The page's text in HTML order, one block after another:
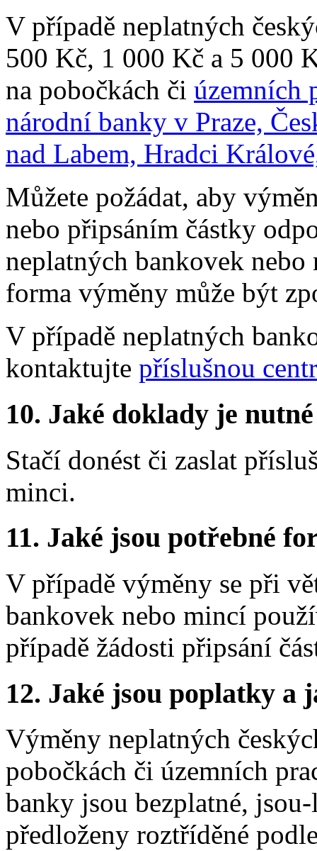
V případě neplatných
500 Kč, 1 000 Kč a 5 000
na pobočkách či územních
národní banky v Praze,
nad Labem, Hradci
Můžete požádat, aby
nebo připsáním částky
neplatných bankovek
forma výměny může být
V případě neplatných
kontaktujte příslušnou
10. Jaké doklady je
Stačí donést či zaslat
minci.
11. Jaké jsou potřebné
V případě výměny se při
bankovek nebo mincí
případě žádosti připsání
12. Jaké jsou poplatky a
Výměny neplatných
pobočkách či územních
banky jsou bezplatné,
předloženy roztříděné